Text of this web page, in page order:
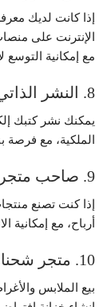
إذا كانت لديك
مع إمكانية التوسع
8. النشر الذاتي عبر Kindle
الملكية، مع فرصة
9. صاحب متجر Etsy
أرباح، مع إمكانية
10. متجر شحنات إلكتروني
بيع الملابس